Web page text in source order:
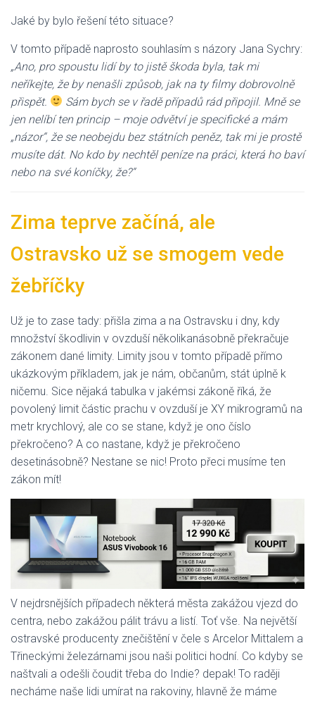
Jaké by bylo řešení této situace?
V tomto případě naprosto souhlasím s názory Jana Sychry:
„Ano, pro spoustu lidí by to jistě škoda byla, tak mi
neříkejte, že by nenašli způsob, jak na ty filmy dobrovolně
přispět.
Sám bych se v řadě případů rád připojil. Mně se
jen nelíbí ten princip – moje odvětví je specifické a mám
„názor“, že se neobejdu bez státních peněz, tak mi je prostě
musíte dát. No kdo by nechtěl peníze na práci, která ho baví
nebo na své koníčky, že?“
Zima teprve začíná, ale
Ostravsko už se smogem vede
žebříčky
Už je to zase tady: přišla zima a na Ostravsku i dny, kdy
množství škodlivin v ovzduší několikanásobně překračuje
zákonem dané limity. Limity jsou v tomto případě přímo
ukázkovým příkladem, jak je nám, občanům, stát úplně k
ničemu. Sice nějaká tabulka v jakémsi zákoně říká, že
povolený limit částic prachu v ovzduší je XY mikrogramů na
metr krychlový, ale co se stane, když je ono číslo
překročeno? A co nastane, když je překročeno
desetinásobně? Nestane se nic! Proto přeci musíme ten
zákon mít!
V nejdrsnějších případech některá města zakážou vjezd do
centra, nebo zakážou pálit trávu a listí. Toť vše. Na největší
ostravské producenty znečištění v čele s Arcelor Mittalem a
Třineckými železárnami jsou naši politici hodní. Co kdyby se
naštvali a odešli čoudit třeba do Indie? depak! To raději
necháme naše lidi umírat na rakoviny, hlavně že máme